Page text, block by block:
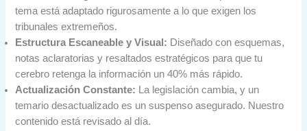
tema está adaptado rigurosamente a lo que exigen los
tribunales extremeños.
Estructura Escaneable y Visual: Diseñado con esquemas,
notas aclaratorias y resaltados estratégicos para que tu
cerebro retenga la información un 40% más rápido.
Actualización Constante: La legislación cambia, y un
temario desactualizado es un suspenso asegurado. Nuestro
contenido está revisado al día.